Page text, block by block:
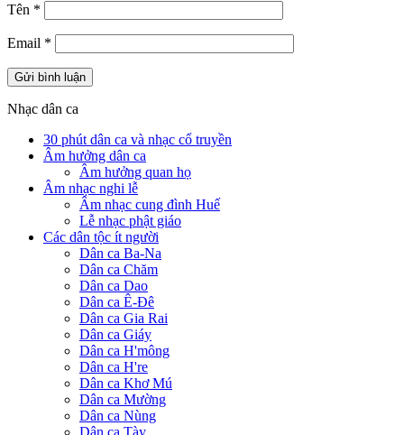
Tên *
Email *
Nhạc dân ca
30 phút dân ca và nhạc cổ truyền
Âm hưởng dân ca
Âm hưởng quan họ
Âm nhạc nghi lễ
Âm nhạc cung đình Huế
Lễ nhạc phật giáo
Các dân tộc ít người
Dân ca Ba-Na
Dân ca Chăm
Dân ca Dao
Dân ca Ê-Đê
Dân ca Gia Rai
Dân ca Giáy
Dân ca H'mông
Dân ca H're
Dân ca Khơ Mú
Dân ca Mường
Dân ca Nùng
Dân ca Tày